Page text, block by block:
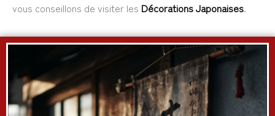
vous conseillons de visiter les Décorations Japonaises.